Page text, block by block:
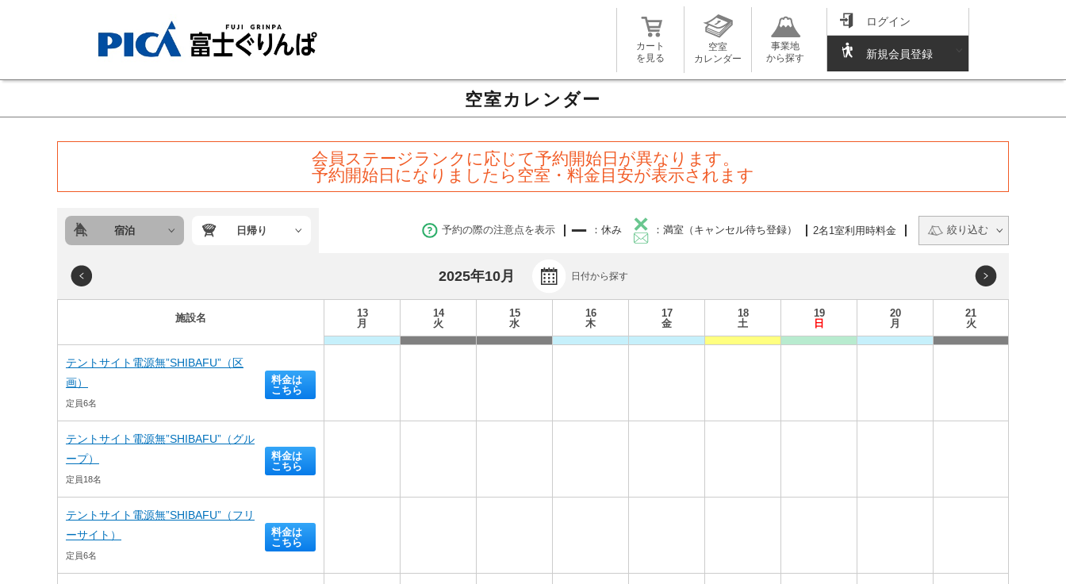
カート
を見る
空室
カレンダー
事業地
から探す
ログイン
新規会員登録
空室カレンダー
会員ステージランクに応じて予約開始日が異なります。
予約開始日になりましたら空室・料金目安が表示されます
宿泊 日帰り 予約の際の注意点を表示 ：休み ：満室（キャンセル待ち登録） 2名1室利用時料金 絞り込む
2025年10月 日付から探す
施設名
13
月
14
火
15
水
16
木
17
金
18
土
19
日
20
月
21
火
テントサイト電源無”SHIBAFU”（区
画）
定員6名
料金は
こちら
テントサイト電源無”SHIBAFU”（グル
ープ）
定員18名
料金は
こちら
テントサイト電源無”SHIBAFU”（フリ
ーサイト）
定員6名
料金は
こちら